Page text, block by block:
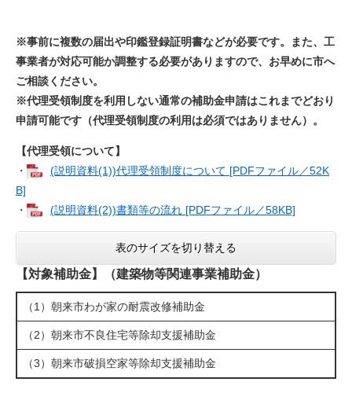
※事前に複数の届出や印鑑登録証明書などが必要です。また、工
事業者が対応可能か調整する必要がありますので、お早めに市へ
ご相談ください。
※代理受領制度を利用しない通常の補助金申請はこれまでどおり
申請可能です（代理受領制度の利用は必須ではありません）。
【代理受領について】
・
(説明資料(1))代理受領制度について [PDFファイル／52K
B]
・
(説明資料(2))書類等の流れ [PDFファイル／58KB]
表のサイズを切り替える
【対象補助金】（建築物等関連事業補助金）​
（1）朝来市わが家の耐震改修補助金
（2）朝来市不良住宅等除却支援補助金
（3）朝来市破損空家等除却支援補助金